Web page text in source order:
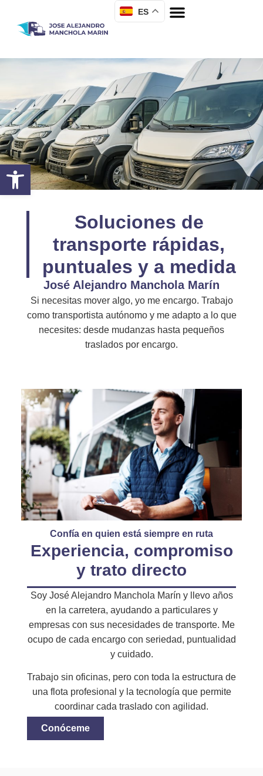
Abrir barra de herramientas
ES
Soluciones de
transporte rápidas,
puntuales y a medida
José Alejandro Manchola Marín
Si necesitas mover algo, yo me encargo. Trabajo
como transportista autónomo y me adapto a lo que
necesites: desde mudanzas hasta pequeños
traslados por encargo.
Confía en quien está siempre en ruta
Experiencia, compromiso
y trato directo
Soy José Alejandro Manchola Marín y llevo años
en la carretera, ayudando a particulares y
empresas con sus necesidades de transporte. Me
ocupo de cada encargo con seriedad, puntualidad
y cuidado.
Trabajo sin oficinas, pero con toda la estructura de
una flota profesional y la tecnología que permite
coordinar cada traslado con agilidad.
Conóceme